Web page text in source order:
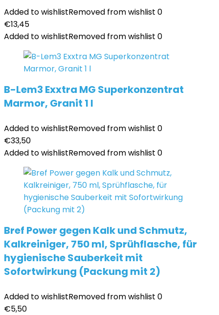
Added to wishlistRemoved from wishlist 0
€13,45
Added to wishlistRemoved from wishlist 0
B-Lem3 Exxtra MG Superkonzentrat
Marmor, Granit 1 l
Added to wishlistRemoved from wishlist 0
€33,50
Added to wishlistRemoved from wishlist 0
Bref Power gegen Kalk und Schmutz,
Kalkreiniger, 750 ml, Sprühflasche, für
hygienische Sauberkeit mit
Sofortwirkung (Packung mit 2)
Added to wishlistRemoved from wishlist 0
€5,50